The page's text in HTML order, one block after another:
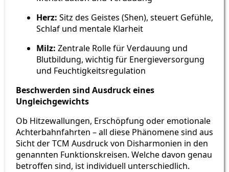
Herz: Sitz des Geistes (Shen), steuert Gefühle,
Schlaf und mentale Klarheit
Milz: Zentrale Rolle für Verdauung und
Blutbildung, wichtig für Energieversorgung
und Feuchtigkeitsregulation
Beschwerden sind Ausdruck eines
Ungleichgewichts
Ob Hitzewallungen, Erschöpfung oder emotionale
Achterbahnfahrten – all diese Phänomene sind aus
Sicht der TCM Ausdruck von Disharmonien in den
genannten Funktionskreisen. Welche davon genau
betroffen sind, ist individuell unterschiedlich.